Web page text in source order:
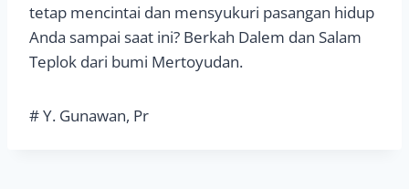
tetap mencintai dan mensyukuri pasangan hidup
Anda sampai saat ini? Berkah Dalem dan Salam
Teplok dari bumi Mertoyudan.
# Y. Gunawan, Pr